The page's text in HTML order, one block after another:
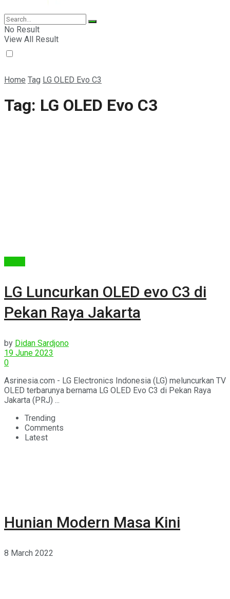
E-Magazine
No Result
View All Result
Home Tag LG OLED Evo C3
Tag: LG OLED Evo C3
LG Luncurkan OLED evo C3 di
Pekan Raya Jakarta
by Didan Sardjono
19 June 2023
0
Asrinesia.com - LG Electronics Indonesia (LG) meluncurkan TV
OLED terbarunya bernama LG OLED Evo C3 di Pekan Raya
Jakarta (PRJ) ...
Trending
Comments
Latest
Hunian Modern Masa Kini
8 March 2022